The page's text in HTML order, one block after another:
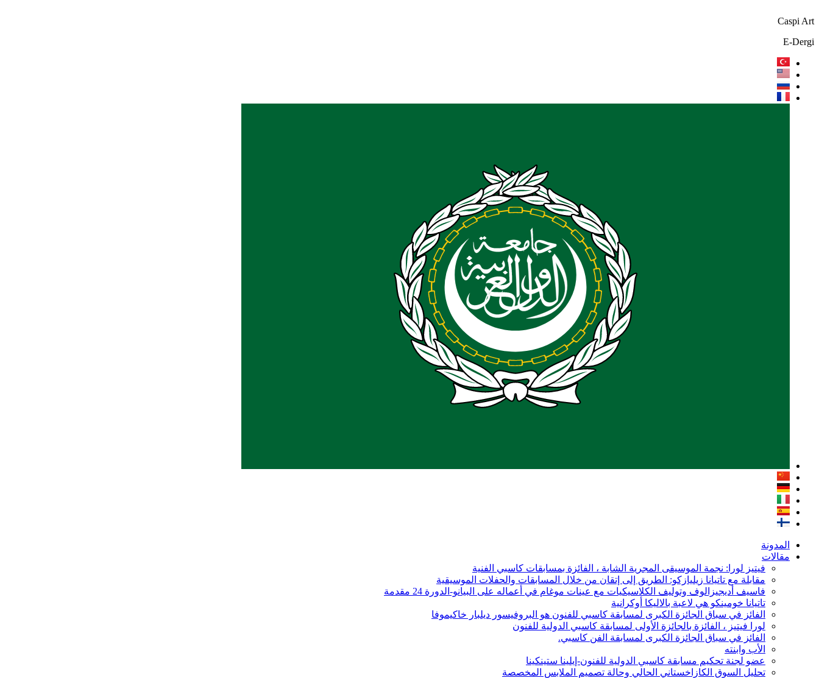
to
Caspi Art
E-Dergi
المدونة
مقالات
فيتيز لورا: نجمة الموسيقى المجرية الشابة ، الفائزة بمسابقات كاسبي الفنية
مقابلة مع تاتيانا زيليازكو: الطريق إلى إتقان من خلال المسابقات والحفلات الموسيقية
فاسيف أديجيزالوف وتوليف الكلاسيكيات مع عينات موغام في أعماله على البيانو-الدورة 24 مقدمة
تاتيانا خومينكو هي لاعبة بالاليكا أوكرانية
الفائز في سباق الجائزة الكبرى لمسابقة كاسبي للفنون هو البروفيسور ديلبار خاكيموفا
لورا فيتيز ، الفائزة بالجائزة الأولى لمسابقة كاسبي الدولية للفنون
الفائز في سباق الجائزة الكبرى لمسابقة الفن كاسبي.
الأب وابنته
عضو لجنة تحكيم مسابقة كاسبي الدولية للفنون-إيلينا ستينكينا
تحليل السوق الكازاخستاني الحالي وحالة تصميم الملابس المخصصة